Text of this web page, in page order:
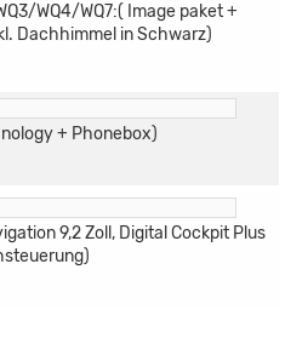
WQ4/WQ7:( Image paket +
Dachhimmel in Schwarz)
+ Phonebox)
9,2 Zoll, Digital Cockpit Plus